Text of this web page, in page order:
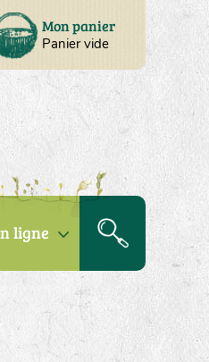
Mon panier
Panier vide
ligne